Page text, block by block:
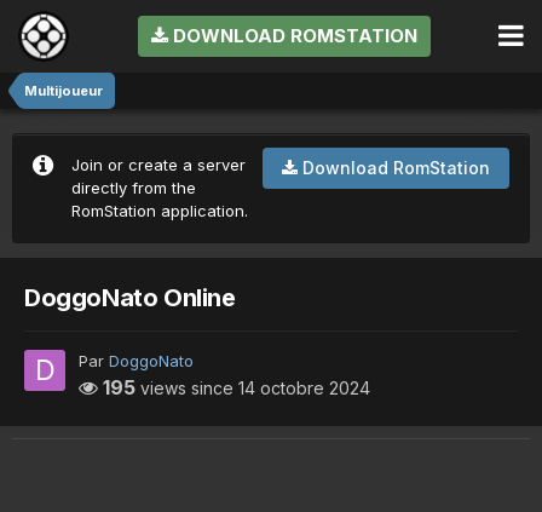
DOWNLOAD ROMSTATION
Multijoueur
Download RomStation
Join or create a server
directly from the
RomStation application.
DoggoNato Online
Par DoggoNato
195 views since 14 octobre 2024